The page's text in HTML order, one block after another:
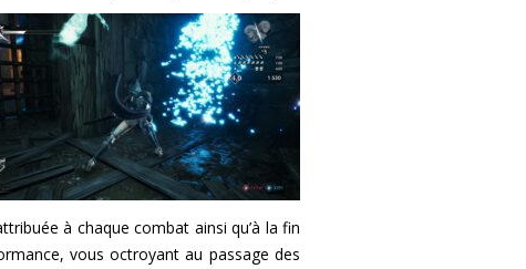
à chaque combat ainsi qu’à la fin
vous octroyant au passage des